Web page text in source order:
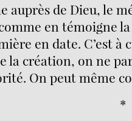
auprès de Dieu, le
en témoigne
en date. C’est à
la création, on ne
On peut même
*